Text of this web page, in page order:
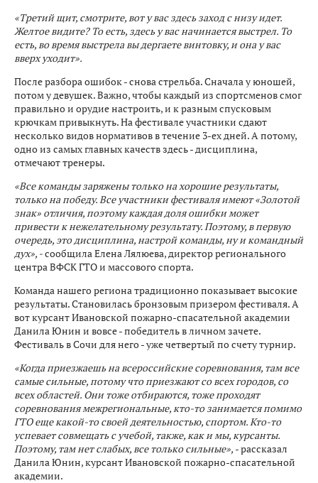
«Третий щит, смотрите, вот у вас здесь заход с низу идет.
Желтое видите? То есть, здесь у вас начинается выстрел. То
есть, во время выстрела вы дергаете винтовку, и она у вас
вверх уходит».
После разбора ошибок - снова стрельба. Сначала у юношей,
потом у девушек. Важно, чтобы каждый из спортсменов смог
правильно и орудие настроить, и к разным спусковым
крючкам привыкнуть. На фестивале участники сдают
несколько видов нормативов в течение 3-ех дней. А потому,
одно из самых главных качеств здесь - дисциплина,
отмечают тренеры.
«Все команды заряжены только на хорошие результаты,
только на победу. Все участники фестиваля имеют «Золотой
знак» отличия, поэтому каждая доля ошибки может
привести к нежелательному результату. Поэтому, в первую
очередь, это дисциплина, настрой команды, ну и командный
дух», -сообщила Елена Лялюева, директор регионального
центра ВФСК ГТО и массового спорта.
Команда нашего региона традиционно показывает высокие
результаты. Становилась бронзовым призером фестиваля. А
вот курсант Ивановской пожарно-спасательной академии
Данила Юнин и вовсе - победитель в личном зачете.
Фестиваль в Сочи для него - уже четвертый по счету турнир.
«Когда приезжаешь на всероссийские соревнования, там все
самые сильные, потому что приезжают со всех городов, со
всех областей. Они тоже отбираются, тоже проходят
соревнования межрегиональные, кто-то занимается помимо
ГТО еще какой-то своей деятельностью, спортом. Кто-то
успевает совмещать с учебой, также, как и мы, курсанты.
Поэтому, там нет слабых, все только сильные», - рассказал
Данила Юнин, курсант Ивановской пожарно-спасательной
академии.